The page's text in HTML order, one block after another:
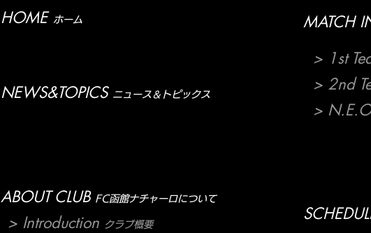
HOME ホーム
NEWS&TOPICS ニュース＆トピックス
MATCH
> 1st
> 2nd
> N.E.O
ABOUT CLUB FC函館ナチャーロについて
> Introduction クラブ概要